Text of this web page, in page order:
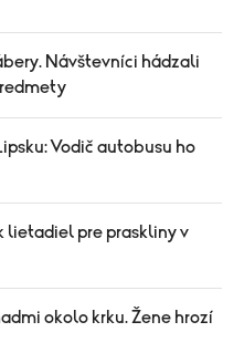
Návštevníci hádzali
Vodič autobusu ho
lietadiel pre praskliny v
okolo krku. Žene hrozí